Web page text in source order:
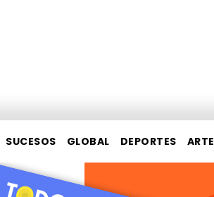
SUCESOS GLOBAL DEPORTES ARTE